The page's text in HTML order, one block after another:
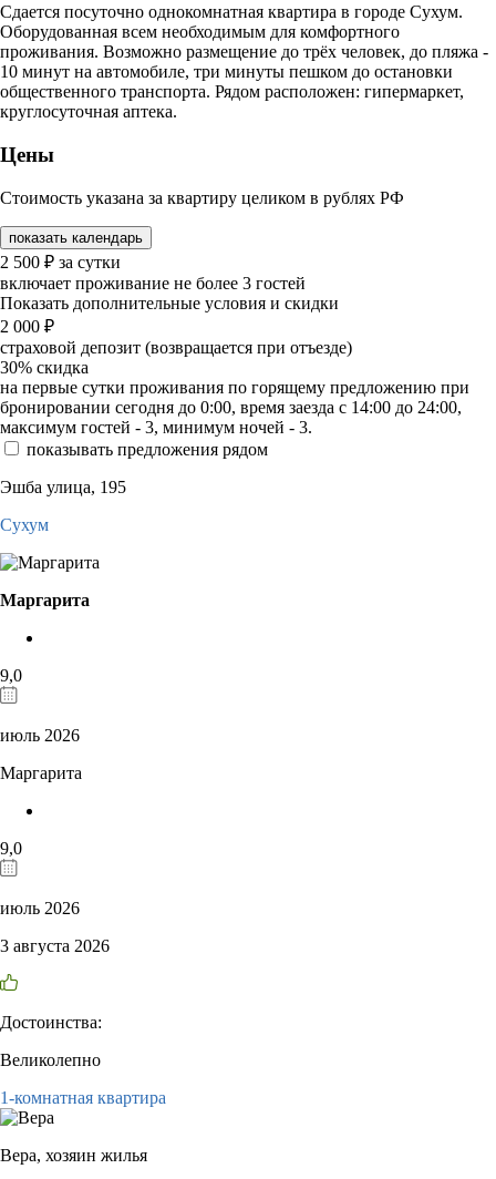
Сдается посуточно однокомнатная квартира в городе Сухум.
Оборудованная всем необходимым для комфортного
проживания. Возможно размещение до трёх человек, до пляжа -
10 минут на автомобиле, три минуты пешком до остановки
общественного транспорта. Рядом расположен: гипермаркет,
круглосуточная аптека.
Цены
Стоимость указана за квартиру целиком в рублях РФ
показать календарь
2 500 ₽ за сутки
включает проживание не более 3 гостей
Показать дополнительные условия и скидки
2 000 ₽
страховой депозит (возвращается при отъезде)
30% скидка
на первые сутки проживания по горящему предложению при
бронировании сегодня до 0:00, время заезда с 14:00 до 24:00,
максимум гостей - 3, минимум ночей - 3.
показывать предложения рядом
Эшба улица, 195
Сухум
Маргарита
9,0
июль 2026
Маргарита
9,0
июль 2026
3 августа 2026
Достоинства:
Великолепно
1-комнатная квартира
Вера, хозяин жилья